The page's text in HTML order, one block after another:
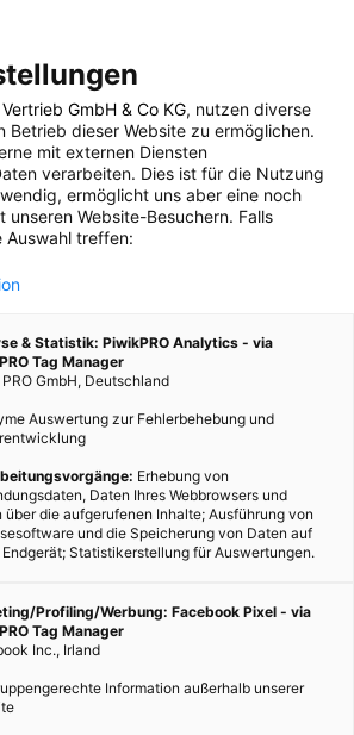
POSTS BY TAG
2 BEITRÄGE
GmbH & Co KG, nutzen diverse
Betrieb dieser Website zu ermöglichen.
mit externen Diensten
verarbeiten. Dies ist für die Nutzung
ermöglicht uns aber eine noch
unseren Website-Besuchern. Falls
treffen:
& Statistik: PiwikPRO Analytics - via
Tag Manager
GmbH, Deutschland
Auswertung zur Fehlerbehebung und
Erhebung von
Daten Ihres Webbrowsers und
über die aufgerufenen Inhalte; Ausführung von
und die Speicherung von Daten auf
Endgerät; Statistikerstellung für Auswertungen.
Profiling/Werbung: Facebook Pixel - via
Tag Manager
Inc., Irland
Information außerhalb unserer